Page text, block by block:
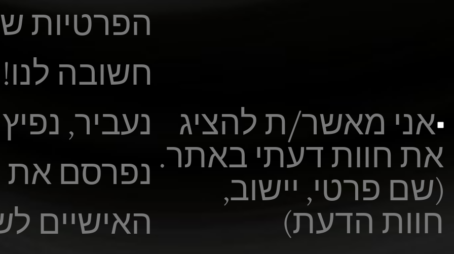
אני מאשר/ת להציג
את חוות דעתי באתר.
(שם פרטי, יישוב,
חוות הדעת)
הפרטיות
חשובה
נעביר,
נפרסם את
האישיים